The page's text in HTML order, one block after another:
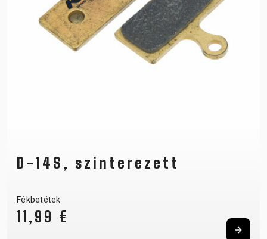
D-14S, szinterezett
Fékbetétek
11,99 €